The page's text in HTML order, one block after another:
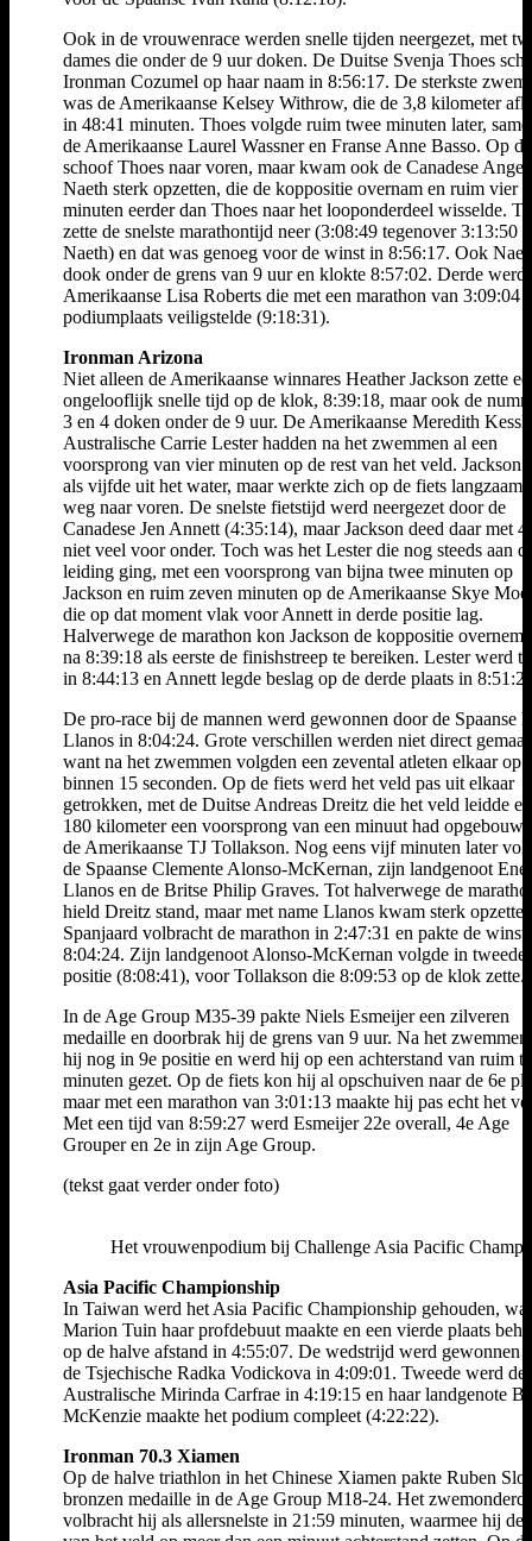
Ook in de vrouwenrace werden snelle tijden neergezet, met
dames die onder de 9 uur doken. De Duitse Svenja Thoes
Ironman Cozumel op haar naam in 8:56:17. De sterkste
was de Amerikaanse Kelsey Withrow, die de 3,8 kilometer
in 48:41 minuten. Thoes volgde ruim twee minuten later,
de Amerikaanse Laurel Wassner en Franse Anne Basso. Op
schoof Thoes naar voren, maar kwam ook de Canadese
Naeth sterk opzetten, die de koppositie overnam en ruim vier
minuten eerder dan Thoes naar het looponderdeel wisselde.
zette de snelste marathontijd neer (3:08:49 tegenover 3:13:50
Naeth) en dat was genoeg voor de winst in 8:56:17. Ook
dook onder de grens van 9 uur en klokte 8:57:02. Derde werd
Amerikaanse Lisa Roberts die met een marathon van 3:09:04
podiumplaats veiligstelde (9:18:31).
Ironman Arizona
Niet alleen de Amerikaanse winnares Heather Jackson zette
ongelooflijk snelle tijd op de klok, 8:39:18, maar ook de
3 en 4 doken onder de 9 uur. De Amerikaanse Meredith
Australische Carrie Lester hadden na het zwemmen al een
voorsprong van vier minuten op de rest van het veld. Jackson
als vijfde uit het water, maar werkte zich op de fiets langzaam
weg naar voren. De snelste fietstijd werd neergezet door de
Canadese Jen Annett (4:35:14), maar Jackson deed daar met
niet veel voor onder. Toch was het Lester die nog steeds aan
leiding ging, met een voorsprong van bijna twee minuten op
Jackson en ruim zeven minuten op de Amerikaanse Skye
die op dat moment vlak voor Annett in derde positie lag.
Halverwege de marathon kon Jackson de koppositie
na 8:39:18 als eerste de finishstreep te bereiken. Lester werd
in 8:44:13 en Annett legde beslag op de derde plaats in
De pro-race bij de mannen werd gewonnen door de Spaanse
Llanos in 8:04:24. Grote verschillen werden niet direct
want na het zwemmen volgden een zevental atleten elkaar op
binnen 15 seconden. Op de fiets werd het veld pas uit elkaar
getrokken, met de Duitse Andreas Dreitz die het veld leidde
180 kilometer een voorsprong van een minuut had
de Amerikaanse TJ Tollakson. Nog eens vijf minuten later
de Spaanse Clemente Alonso-McKernan, zijn landgenoot
Llanos en de Britse Philip Graves. Tot halverwege de
hield Dreitz stand, maar met name Llanos kwam sterk
Spanjaard volbracht de marathon in 2:47:31 en pakte de winst
8:04:24. Zijn landgenoot Alonso-McKernan volgde in tweede
positie (8:08:41), voor Tollakson die 8:09:53 op de klok zette.
In de Age Group M35-39 pakte Niels Esmeijer een zilveren
medaille en doorbrak hij de grens van 9 uur. Na het
hij nog in 9e positie en werd hij op een achterstand van ruim
minuten gezet. Op de fiets kon hij al opschuiven naar de 6e
maar met een marathon van 3:01:13 maakte hij pas echt het
Met een tijd van 8:59:27 werd Esmeijer 22e overall, 4e Age
Grouper en 2e in zijn Age Group.
(tekst gaat verder onder foto)
Het vrouwenpodium bij Challenge Asia Pacific
Asia Pacific Championship
In Taiwan werd het Asia Pacific Championship gehouden,
Marion Tuin haar profdebuut maakte en een vierde plaats
op de halve afstand in 4:55:07. De wedstrijd werd gewonnen
de Tsjechische Radka Vodickova in 4:09:01. Tweede werd de
Australische Mirinda Carfrae in 4:19:15 en haar landgenote
McKenzie maakte het podium compleet (4:22:22).
Ironman 70.3 Xiamen
Op de halve triathlon in het Chinese Xiamen pakte Ruben
bronzen medaille in de Age Group M18-24. Het
volbracht hij als allersnelste in 21:59 minuten, waarmee hij de